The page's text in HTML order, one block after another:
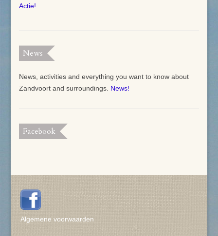
Actie!
News
News, activities and everything you want to know about
Zandvoort and surroundings. News!
Facebook
Algemene voorwaarden